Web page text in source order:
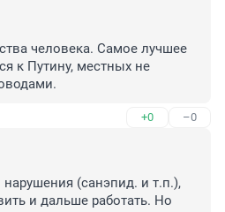
человека. Самое лучшее
к Путину, местных не
+0 –0
(санэпид. и т.п.),
и дальше работать. Но